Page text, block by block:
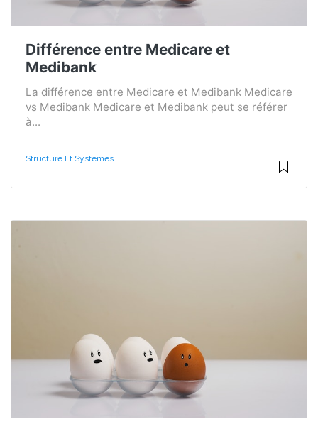
Différence entre Medicare et
Medibank
La différence entre Medicare et Medibank Medicare
vs Medibank Medicare et Medibank peut se référer
à...
Structure Et Systèmes